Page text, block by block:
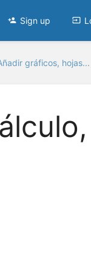
Sign up
gráficos, hojas...